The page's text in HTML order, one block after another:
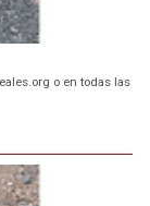
o en todas las